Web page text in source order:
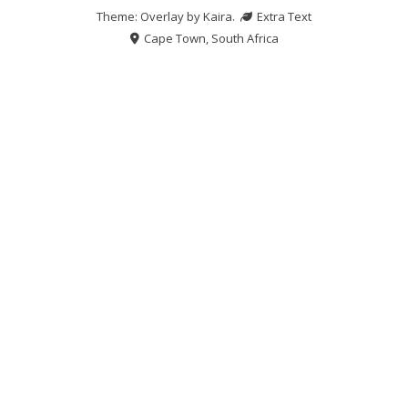
Theme: Overlay byKaira.
Extra Text
Cape Town, South Africa